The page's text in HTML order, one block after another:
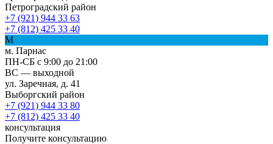
Петроградский район
+7 (921) 944 33 63
+7 (812) 425 33 40
М
м. Парнас
ПН-СБ с 9:00 до 21:00
ВС — выходной
ул. Заречная, д. 41
Выборгский район
+7 (921) 944 33 80
+7 (812) 425 33 40
консультация
Получите консультацию